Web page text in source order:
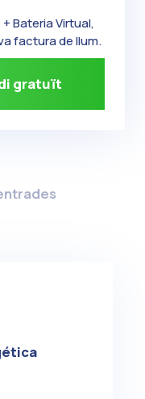
Bateria Virtual,
factura de llum.
gratuït